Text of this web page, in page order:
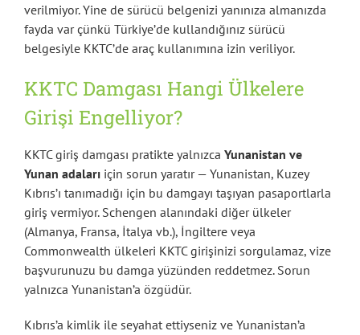
verilmiyor. Yine de sürücü belgenizi yanınıza almanızda
fayda var çünkü Türkiye’de kullandığınız sürücü
belgesiyle KKTC’de araç kullanımına izin veriliyor.
KKTC Damgası Hangi Ülkelere
Girişi Engelliyor?
KKTC giriş damgası pratikte yalnızca Yunanistan ve
Yunan adaları için sorun yaratır — Yunanistan, Kuzey
Kıbrıs’ı tanımadığı için bu damgayı taşıyan pasaportlarla
giriş vermiyor. Schengen alanındaki diğer ülkeler
(Almanya, Fransa, İtalya vb.), İngiltere veya
Commonwealth ülkeleri KKTC girişinizi sorgulamaz, vize
başvurunuzu bu damga yüzünden reddetmez. Sorun
yalnızca Yunanistan’a özgüdür.
Kıbrıs’a kimlik ile seyahat ettiyseniz ve Yunanistan’a